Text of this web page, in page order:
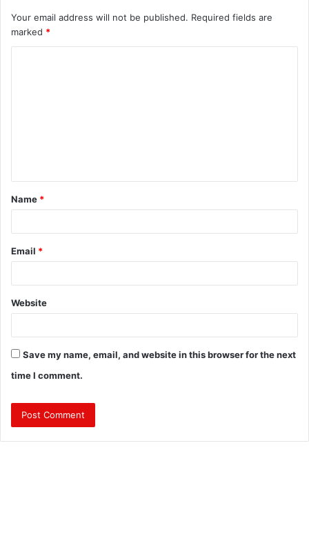
Your email address will not be published. Required fields are
marked *
t
*
Name *
Email *
Website
Save my name, email, and website in this browser for the next
time I comment.